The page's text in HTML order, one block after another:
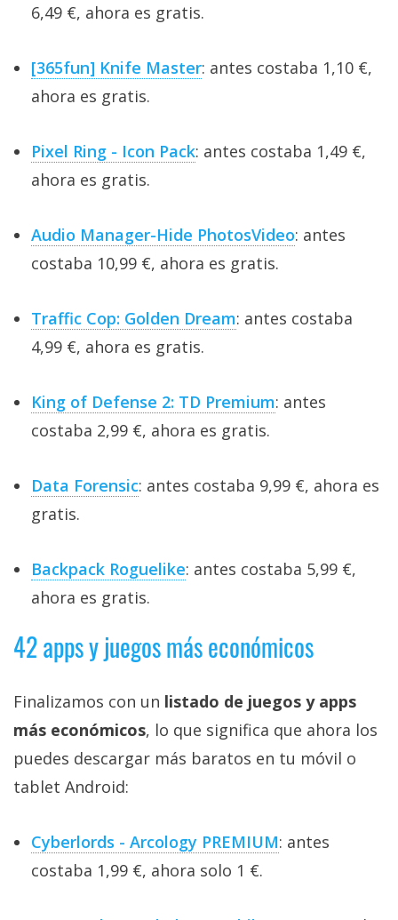
6,49 €, ahora es gratis.
[365fun] Knife Master: antes costaba 1,10 €,
ahora es gratis.
Pixel Ring - Icon Pack: antes costaba 1,49 €,
ahora es gratis.
Audio Manager-Hide PhotosVideo: antes
costaba 10,99 €, ahora es gratis.
Traffic Cop: Golden Dream: antes costaba
4,99 €, ahora es gratis.
King of Defense 2: TD Premium: antes
costaba 2,99 €, ahora es gratis.
Data Forensic: antes costaba 9,99 €, ahora es
gratis.
Backpack Roguelike: antes costaba 5,99 €,
ahora es gratis.
42 apps y juegos más económicos
Finalizamos con un listado de juegos y apps
más económicos, lo que significa que ahora los
puedes descargar más baratos en tu móvil o
tablet Android:
Cyberlords - Arcology PREMIUM: antes
costaba 1,99 €, ahora solo 1 €.